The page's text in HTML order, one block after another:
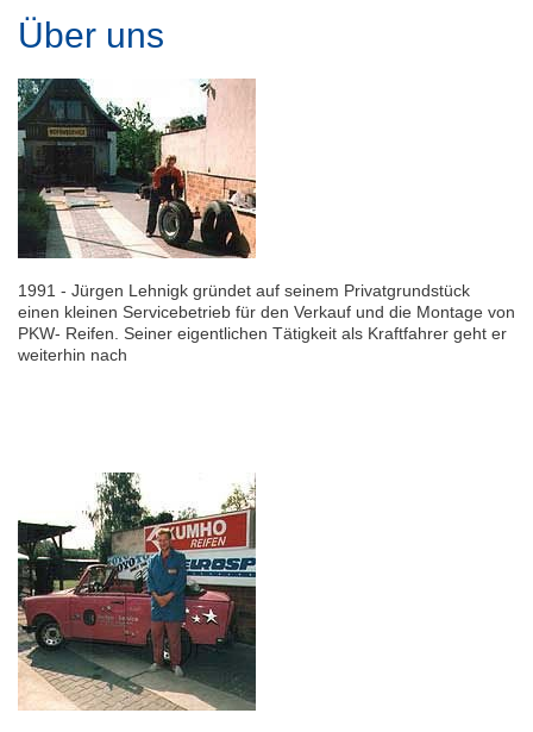
Über uns
1991 - Jürgen Lehnigk gründet auf seinem Privatgrundstück
einen kleinen Servicebetrieb für den Verkauf und die Montage von
PKW- Reifen. Seiner eigentlichen Tätigkeit als Kraftfahrer geht er
weiterhin nach